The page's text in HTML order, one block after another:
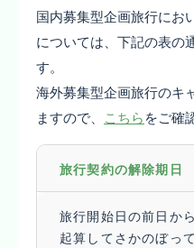
国内募集型企画旅行にお
については、下記の表の
す。
海外募集型企画旅行のキ
ますので、
こちら をご確
旅行契約の解除期日
旅行開始日の前日から
起算してさかのぼって